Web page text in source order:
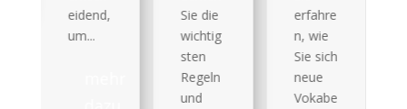
Sie die
wichtig
erfahre
n, wie
Sie sich
neue
Vokabe
Dann
ist ein
Einstuf
ungste
st der